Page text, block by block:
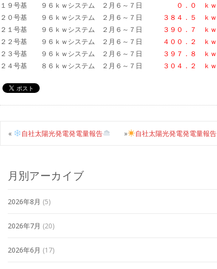
１９号基 ９６ｋｗシステム ２月６～７日
０．０
ｋｗ
２０号基 ９６ｋｗシステム ２月６～７日
３８４．５ ｋｗ
２１号基 ９６ｋｗシステム ２月６～７日
３９０．７ ｋｗ
２２号基 ９６ｋｗシステム ２月６～７日
４００．２ ｋｗ
２３号基 ９６ｋｗシステム ２月６～７日
３９７．８ ｋｗ
２４号基 ８６ｋｗシステム ２月６～７日
３０４．２ ｋｗ
« 自社太陽光発電発電量報告 自社太陽光発電発電量報告
»
月別アーカイブ
2026年8月 (5)
2026年7月 (20)
2026年6月 (17)